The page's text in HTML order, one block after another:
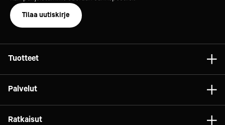
Tilaa uutiskirje
Tuotteet
Tarvikkeet
Palvelut
Konsultointi
Ratkaisut